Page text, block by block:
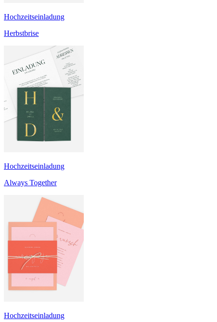
Hochzeitseinladung
Herbstbrise
Hochzeitseinladung
Always Together
Hochzeitseinladung